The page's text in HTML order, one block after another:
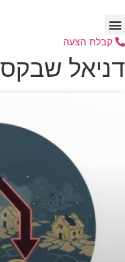
לתוכן
קבלת הצעה
דניאל שבקס